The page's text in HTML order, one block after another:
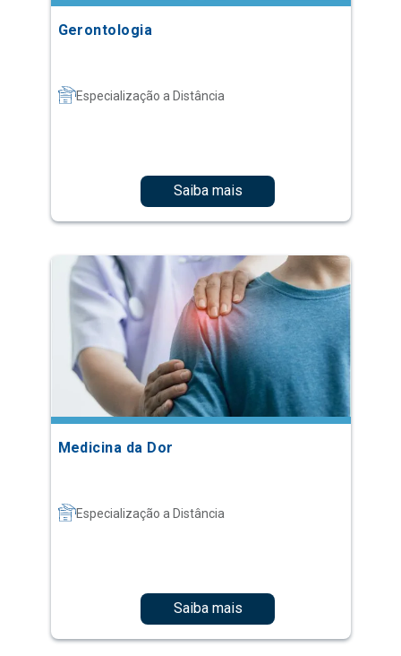
Gerontologia
Especialização a Distância
Saiba mais
Medicina da Dor
Especialização a Distância
Saiba mais